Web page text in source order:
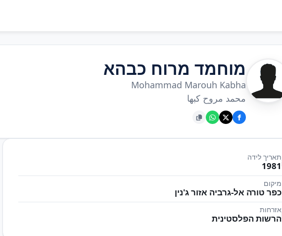
מוחמד מרוח כבהא
Mohammad Marouh Kabha
محمد مروح كبها
תאריך לידה
1981
מיקום
כפר טורה אל-גרביה אזור ג'נין
אזרחות
הרשות הפלסטינית